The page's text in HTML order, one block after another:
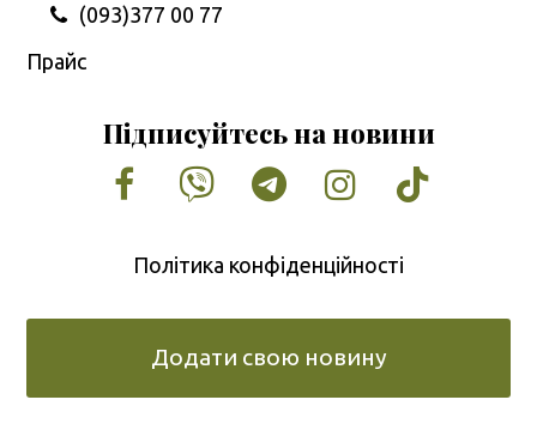
(093)377 00 77
Прайс
Підписуйтесь на новини
Facebook
VimeoTumblrInstagram
Tiktok
Політика конфіденційності
Додати свою новину